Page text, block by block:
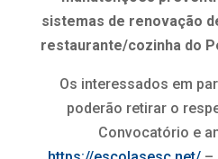
sistemas de renovação
restaurante/cozinha do
Os interessados em
poderão retirar o
Convocatório e